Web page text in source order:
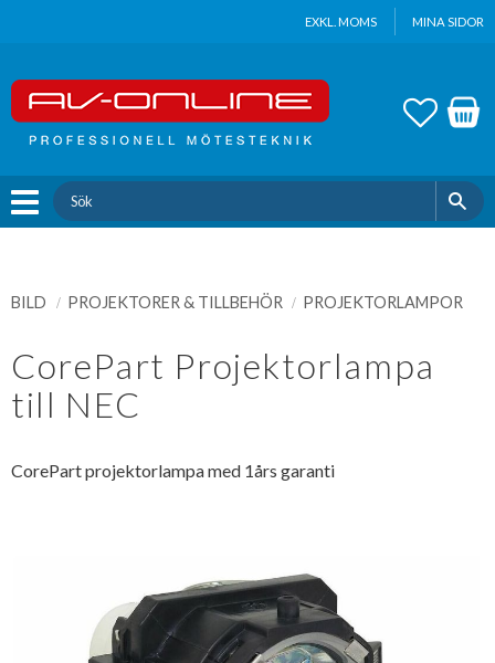
EXKL. MOMS MINA SIDOR
BILD PROJEKTORER & TILLBEHÖR PROJEKTORLAMPOR
CorePart Projektorlampa
till NEC
CorePart projektorlampa med 1års garanti